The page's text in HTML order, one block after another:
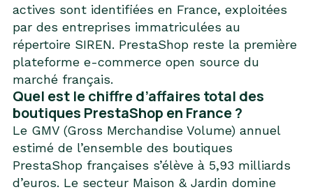
actives sont identifiées en France, exploitées
par des entreprises immatriculées au
répertoire SIREN. PrestaShop reste la première
plateforme e-commerce open source du
marché français.
Quel est le chiffre d’affaires total des
boutiques PrestaShop en France ?
Le GMV (Gross Merchandise Volume) annuel
estimé de l’ensemble des boutiques
PrestaShop françaises s’élève à 5,93 milliards
d’euros. Le secteur Maison & Jardin domine